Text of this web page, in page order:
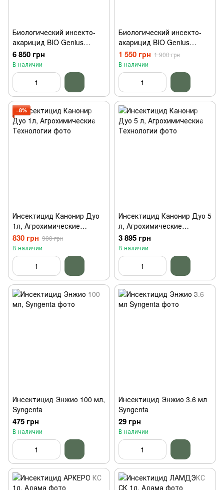
Биологический инсекто-
акарицид BIO Genius
Метабо 5л
6 850 грн
В наличии
Биологический инсекто-
акарицид BIO Genius
Метабо 1л
1 550 грн 1 900 грн
В наличии
−8%
Инсектицид Канонир Дуо
1л, Агрохимические
Технологии
830 грн 900 грн
В наличии
Инсектицид Канонир Дуо 5
л, Агрохимические
Технологии
3 895 грн
В наличии
Инсектицид Энжио 100 мл,
Syngenta
475 грн
В наличии
Инсектицид Энжио 3.6 мл
Syngenta
29 грн
В наличии